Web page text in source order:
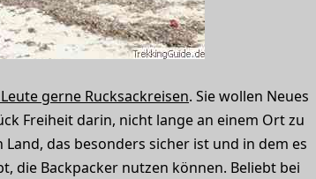
gerne Rucksackreisen. Sie wollen Neues
Freiheit darin, nicht lange an einem Ort zu
das besonders sicher ist und in dem es
Backpacker nutzen können. Beliebt bei